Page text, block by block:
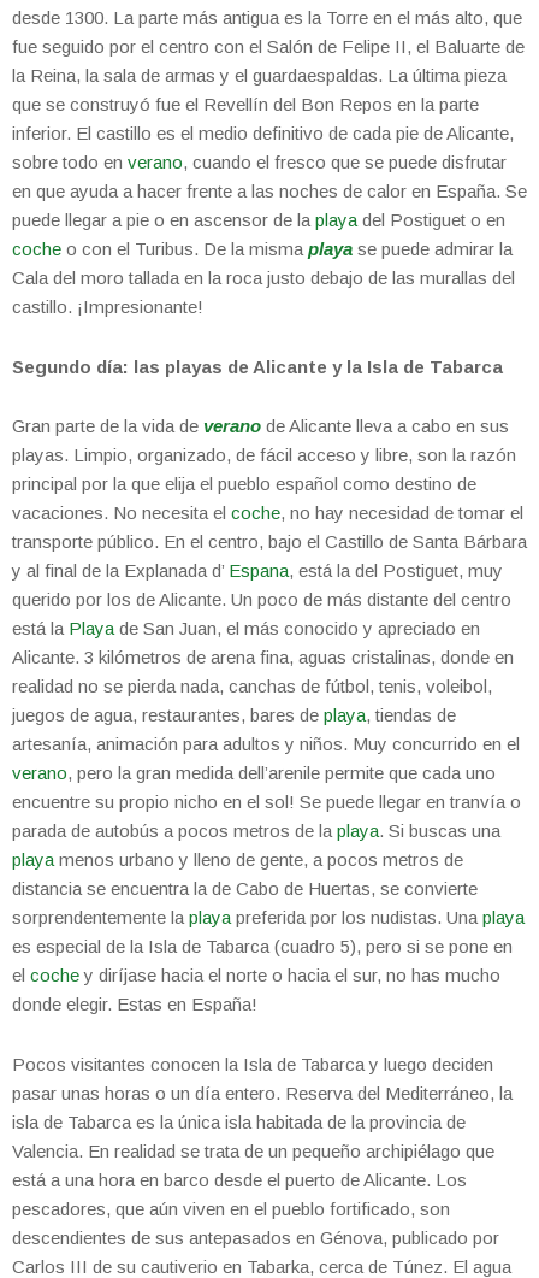
desde 1300. La parte más antigua es la Torre en el más alto, que
fue seguido por el centro con el Salón de Felipe II, el Baluarte de
la Reina, la sala de armas y el guardaespaldas. La última pieza
que se construyó fue el Revellín del Bon Repos en la parte
inferior. El castillo es el medio definitivo de cada pie de Alicante,
sobre todo en verano, cuando el fresco que se puede disfrutar
en que ayuda a hacer frente a las noches de calor en España. Se
puede llegar a pie o en ascensor de la playa del Postiguet o en
coche o con el Turibus. De la misma playa se puede admirar la
Cala del moro tallada en la roca justo debajo de las murallas del
castillo. ¡Impresionante!
Segundo día: las playas de Alicante y la Isla de Tabarca
Gran parte de la vida de verano de Alicante lleva a cabo en sus
playas. Limpio, organizado, de fácil acceso y libre, son la razón
principal por la que elija el pueblo español como destino de
vacaciones. No necesita el coche, no hay necesidad de tomar el
transporte público. En el centro, bajo el Castillo de Santa Bárbara
y al final de la Explanada d’ Espana, está la del Postiguet, muy
querido por los de Alicante. Un poco de más distante del centro
está la Playa de San Juan, el más conocido y apreciado en
Alicante. 3 kilómetros de arena fina, aguas cristalinas, donde en
realidad no se pierda nada, canchas de fútbol, ​​tenis, voleibol,
juegos de agua, restaurantes, bares de playa, tiendas de
artesanía, animación para adultos y niños. Muy concurrido en el
verano, pero la gran medida dell’arenile permite que cada uno
encuentre su propio nicho en el sol! Se puede llegar en tranvía o
parada de autobús a pocos metros de la playa. Si buscas una
playa menos urbano y lleno de gente, a pocos metros de
distancia se encuentra la de Cabo de Huertas, se convierte
sorprendentemente la playa preferida por los nudistas. Una playa
es especial de la Isla de Tabarca (cuadro 5), pero si se pone en
el cochey diríjase hacia el norte o hacia el sur, no has mucho
donde elegir. Estas en España!
Pocos visitantes conocen la Isla de Tabarca y luego deciden
pasar unas horas o un día entero. Reserva del Mediterráneo, la
isla de Tabarca es la única isla habitada de la provincia de
Valencia. En realidad se trata de un pequeño archipiélago que
está a una hora en barco desde el puerto de Alicante. Los
pescadores, que aún viven en el pueblo fortificado, son
descendientes de sus antepasados en Génova, publicado por
Carlos III de su cautiverio en Tabarka, cerca de Túnez. El agua